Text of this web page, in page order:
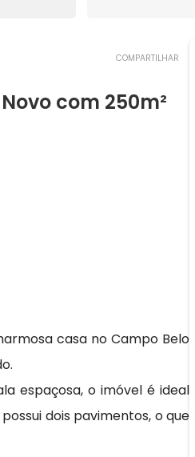
COMPARTILHAR
com 250m²
casa no Campo Belo
espaçosa, o imóvel é ideal
dois pavimentos, o que